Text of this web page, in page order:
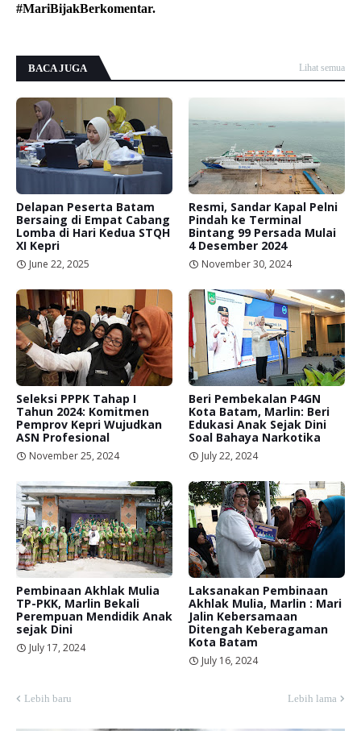
#MariBijakBerkomentar.
BACA JUGA Lihat semua
Delapan Peserta Batam
Bersaing di Empat Cabang
Lomba di Hari Kedua STQH
XI Kepri
June 22, 2025
Resmi, Sandar Kapal Pelni
Pindah ke Terminal
Bintang 99 Persada Mulai
4 Desember 2024
November 30, 2024
Seleksi PPPK Tahap I
Tahun 2024: Komitmen
Pemprov Kepri Wujudkan
ASN Profesional
November 25, 2024
Beri Pembekalan P4GN
Kota Batam, Marlin: Beri
Edukasi Anak Sejak Dini
Soal Bahaya Narkotika
July 22, 2024
Pembinaan Akhlak Mulia
TP-PKK, Marlin Bekali
Perempuan Mendidik Anak
sejak Dini
July 17, 2024
Laksanakan Pembinaan
Akhlak Mulia, Marlin : Mari
Jalin Kebersamaan
Ditengah Keberagaman
Kota Batam
July 16, 2024
Lebih baru Lebih lama